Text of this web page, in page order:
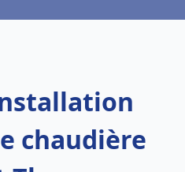
chaudière